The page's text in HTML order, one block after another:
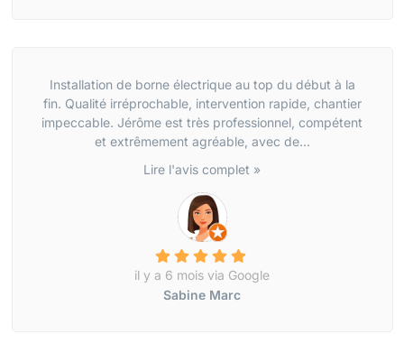
Installation de borne électrique au top du début à la
fin. Qualité irréprochable, intervention rapide, chantier
impeccable. Jérôme est très professionnel, compétent
et extrêmement agréable, avec de...
Lire l'avis complet »
il y a 6 mois via Google
Sabine Marc